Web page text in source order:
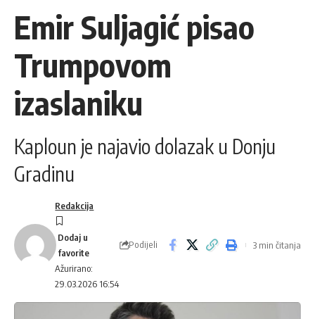
Emir Suljagić pisao
Trumpovom
izaslaniku
Kaploun je najavio dolazak u Donju
Gradinu
Ažurirano:
29.03.2026 16:54
Redakcija
Podijeli 3 min čitanja